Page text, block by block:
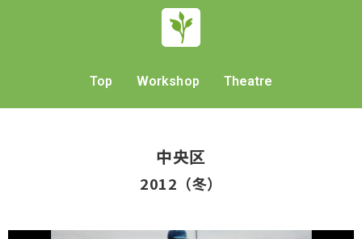
Top Workshop Theatre
中央区
2012（冬）